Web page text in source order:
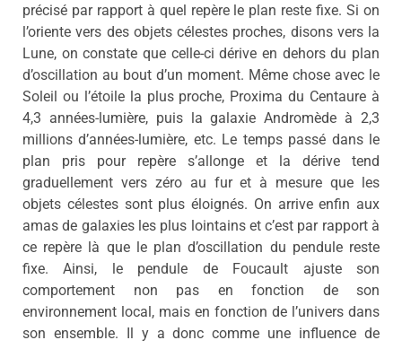
précisé par rapport à quel repère le plan reste fixe. Si on
l’oriente vers des objets célestes proches, disons vers la
Lune, on constate que celle-ci dérive en dehors du plan
d’oscillation au bout d’un moment. Même chose avec le
Soleil ou l’étoile la plus proche, Proxima du Centaure à
4,3 années-lumière, puis la galaxie Andromède à 2,3
millions d’années-lumière, etc. Le temps passé dans le
plan pris pour repère s’allonge et la dérive tend
graduellement vers zéro au fur et à mesure que les
objets célestes sont plus éloignés. On arrive enfin aux
amas de galaxies les plus lointains et c’est par rapport à
ce repère là que le plan d’oscillation du pendule reste
fixe. Ainsi, le pendule de Foucault ajuste son
comportement non pas en fonction de son
environnement local, mais en fonction de l’univers dans
son ensemble. Il y a donc comme une influence de